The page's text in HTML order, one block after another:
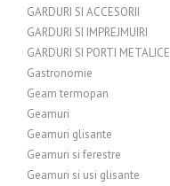
GARDURI SI ACCESORII
GARDURI SI IMPREJMUIRI
GARDURI SI PORTI METALICE
Gastronomie
Geam termopan
Geamuri
Geamuri glisante
Geamuri si ferestre
Geamuri si usi glisante